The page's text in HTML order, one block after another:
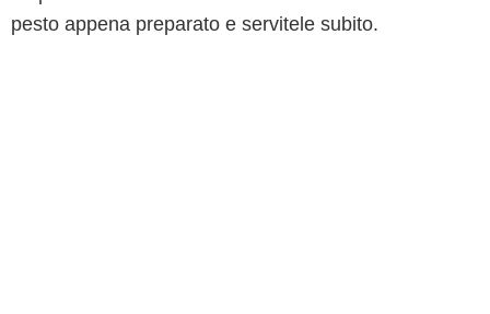
pesto appena preparato e servitele subito.